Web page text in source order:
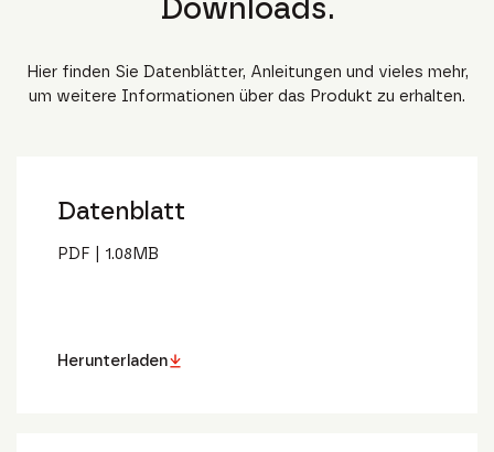
Downloads.
Hier finden Sie Datenblätter, Anleitungen und vieles mehr,
um weitere Informationen über das Produkt zu erhalten.
Datenblatt
PDF 1.08 MB
Herunterladen